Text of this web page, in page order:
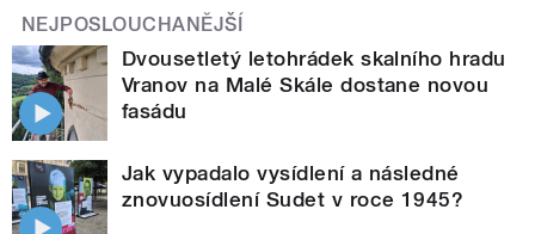
NEJPOSLOUCHANĚJŠÍ
Dvousetletý letohrádek skalního hradu
Vranov na Malé Skále dostane novou
fasádu
Jak vypadalo vysídlení a následné
znovuosídlení Sudet v roce 1945?